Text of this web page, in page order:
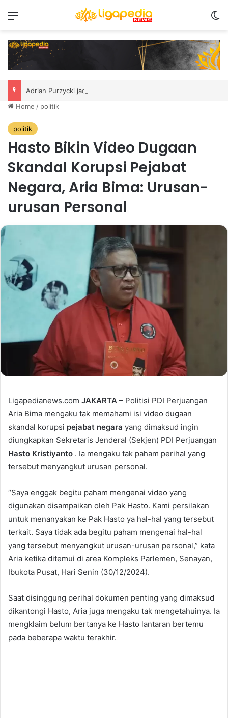
Adrian Purzycki jadi penggawa asing anyar PSIM
Home / politik
politik
Hasto Bikin Video Dugaan
Skandal Korupsi Pejabat
Negara, Aria Bima: Urusan-
urusan Personal
Ligapedianews.com JAKARTA – Politisi PDI Perjuangan
Aria Bima mengaku tak memahami isi video dugaan
skandal korupsi pejabat negara yang dimaksud ingin
diungkapkan Sekretaris Jenderal (Sekjen) PDI Perjuangan
Hasto Kristiyanto . Ia mengaku tak paham perihal yang
tersebut menyangkut urusan personal.
“Saya enggak begitu paham mengenai video yang
digunakan disampaikan oleh Pak Hasto. Kami persilakan
untuk menanyakan ke Pak Hasto ya hal-hal yang tersebut
terkait. Saya tidak ada begitu paham mengenai hal-hal
yang tersebut menyangkut urusan-urusan personal,” kata
Aria ketika ditemui di area Kompleks Parlemen, Senayan,
Ibukota Pusat, Hari Senin (30/12/2024).
Saat disinggung perihal dokumen penting yang dimaksud
dikantongi Hasto, Aria juga mengaku tak mengetahuinya. Ia
mengklaim belum bertanya ke Hasto lantaran bertemu
pada beberapa waktu terakhir.